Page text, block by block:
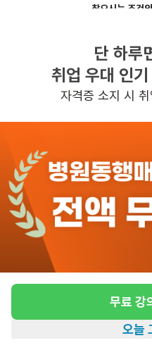
찾으시는 조건
반경 3KM 이
단 하루
취업 우대 인
자격증 소지 시
무료 강
오늘